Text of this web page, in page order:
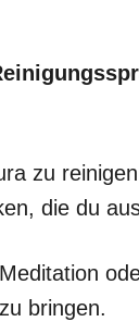
zu
die du
bringen.